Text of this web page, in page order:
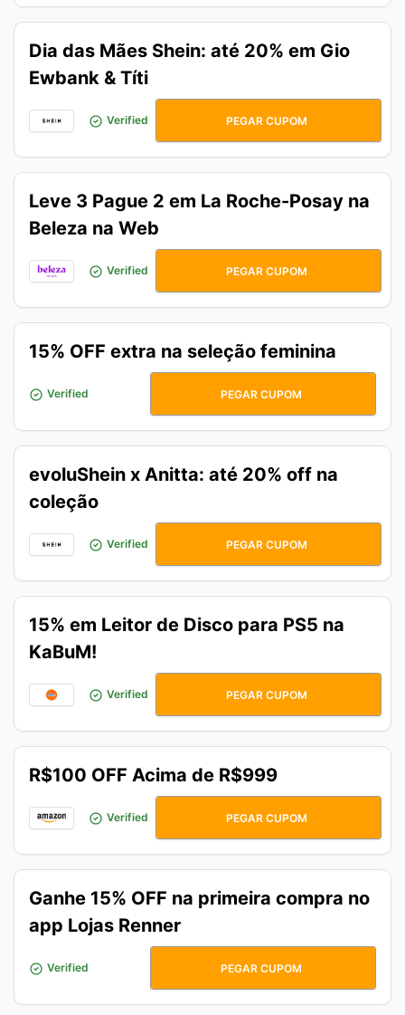
Dia das Mães Shein: até 20% em Gio
Ewbank & Títi
Verified SHEINGIO
PEGAR CUPOM
Leve 3 Pague 2 em La Roche-Posay na
Beleza na Web
Verified LAROCHE3
PEGAR CUPOM
15% OFF extra na seleção feminina
Verified MARCAS15
PEGAR CUPOM
evoluShein x Anitta: até 20% off na
coleção
Verified ANITTAMODA
PEGAR CUPOM
15% em Leitor de Disco para PS5 na
KaBuM!
Verified LEITORPS5
PEGAR CUPOM
R$100 OFF Acima de R$999
Verified TUDOAMAZON
PEGAR CUPOM
Ganhe 15% OFF na primeira compra no
app Lojas Renner
Verified VOUDEAPP
PEGAR CUPOM